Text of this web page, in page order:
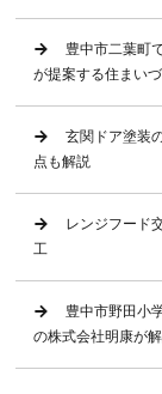
豊中市二葉町
が提案する住まいづ
玄関ドア塗装
点も解説
レンジフード
工
豊中市野田小
の株式会社明康が